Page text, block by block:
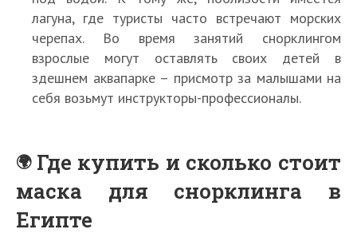
лагуна, где туристы часто встречают морских
черепах. Во время занятий снорклингом
взрослые могут оставлять своих детей в
здешнем аквапарке – присмотр за малышами на
себя возьмут инструкторы-профессионалы.
Где купить и сколько стоит
маска для снорклинга в
Египте